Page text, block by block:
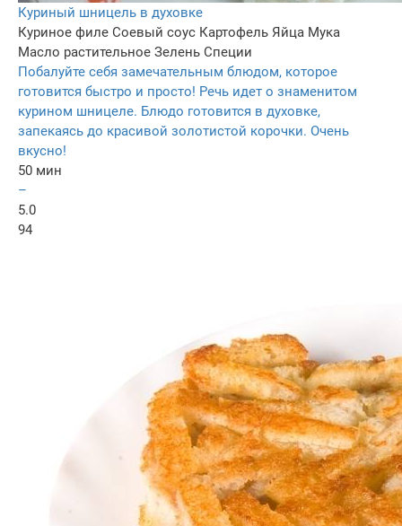
Куриный шницель в духовке
Куриное филе Соевый соус Картофель Яйца Мука
Масло растительное Зелень Специи
Побалуйте себя замечательным блюдом, которое
готовится быстро и просто! Речь идет о знаменитом
курином шницеле. Блюдо готовится в духовке,
запекаясь до красивой золотистой корочки. Очень
вкусно!
50 мин
–
5.0
94